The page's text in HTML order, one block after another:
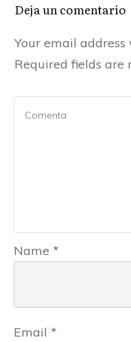
Deja un comentario
Your email
Required fields are
Name *
Email *